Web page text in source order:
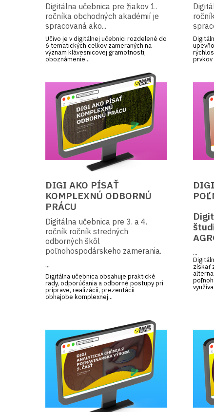
Výtvarná výchova
Biológia
Chémia
Fyzika
Finančná gramotnosť
Vzťahová a sexuálna výchova
Učebný odbor Cukrár
Doprava
Študijný odbor Elektrotechnik
Chemické študijné odbory
Učebný odbor Kaderník
Učebný odbor Kuchár
Učebný odbor Mäsiar
Učebný odbor Pekár
Študijný odbor Potravinárstvo
Pôdohospodárske študijné odbory
Učebný odbor Strojárstvo
Študijný odbor technické
a informatické služby
Digitálna učebnica pre žiakov 1.
ročníka obchodných akadémií je
spracovaná ako...
Učivo je v digitálnej učebnici rozdelené do
6 tematických celkov zameraných na
význam klávesnicovej gramotnosti,
oboznámenie...
prvkov
DIGI AKO PÍSAŤ
KOMPLEXNÚ ODBORNÚ
PRÁCU
Digitálna učebnica pre 3. a 4.
ročník ročník stredných
odborných škôl
poľnohospodárskeho zamerania.
...
Digitálna učebnica obsahuje praktické
rady, odporúčania a odborné postupy pri
príprave, realizácii, prezentácii –
obhajobe komplexnej...
...
získať